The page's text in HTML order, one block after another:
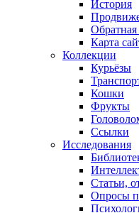
История
Обратная
Карта
Коллекции
Курьёзы
Кошки
Фрукты
Ссылки
Исследования
Статьи,
Опросы